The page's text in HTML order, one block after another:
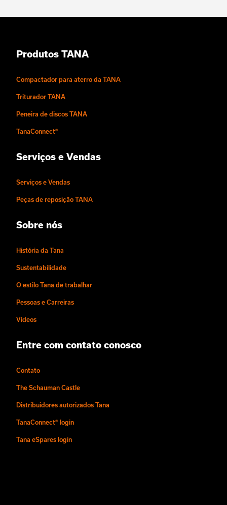
Produtos TANA
Compactador para aterro da TANA
Triturador TANA
Peneira de discos TANA
TanaConnect®
Serviços e Vendas
Serviços e Vendas
Peças de reposição TANA
Sobre nós
História da Tana
Sustentabilidade
O estilo Tana de trabalhar
Pessoas e Carreiras
Vídeos
Entre com contato conosco
Contato
The Schauman Castle
Distribuidores autorizados Tana
TanaConnect® login
Tana eSpares login